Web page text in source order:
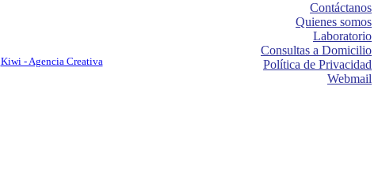
Contáctanos
Quienes somos
Laboratorio
Consultas a Domicilio
Política de Privacidad
Webmail
Kiwi - Agencia Creativa